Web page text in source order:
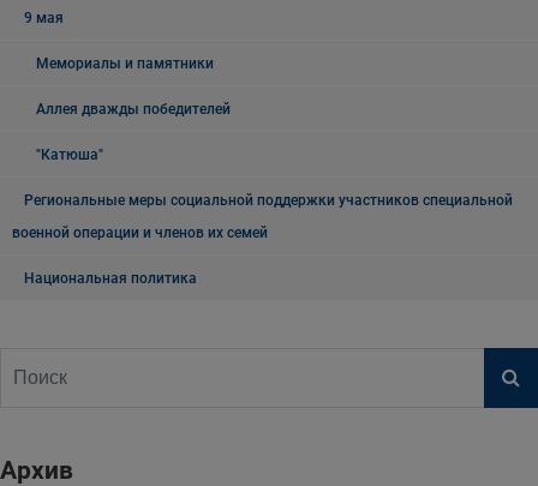
9 мая
Мемориалы и памятники
Аллея дважды победителей
"Катюша"
Региональные меры социальной поддержки участников специальной
военной операции и членов их семей
Национальная политика
Архив